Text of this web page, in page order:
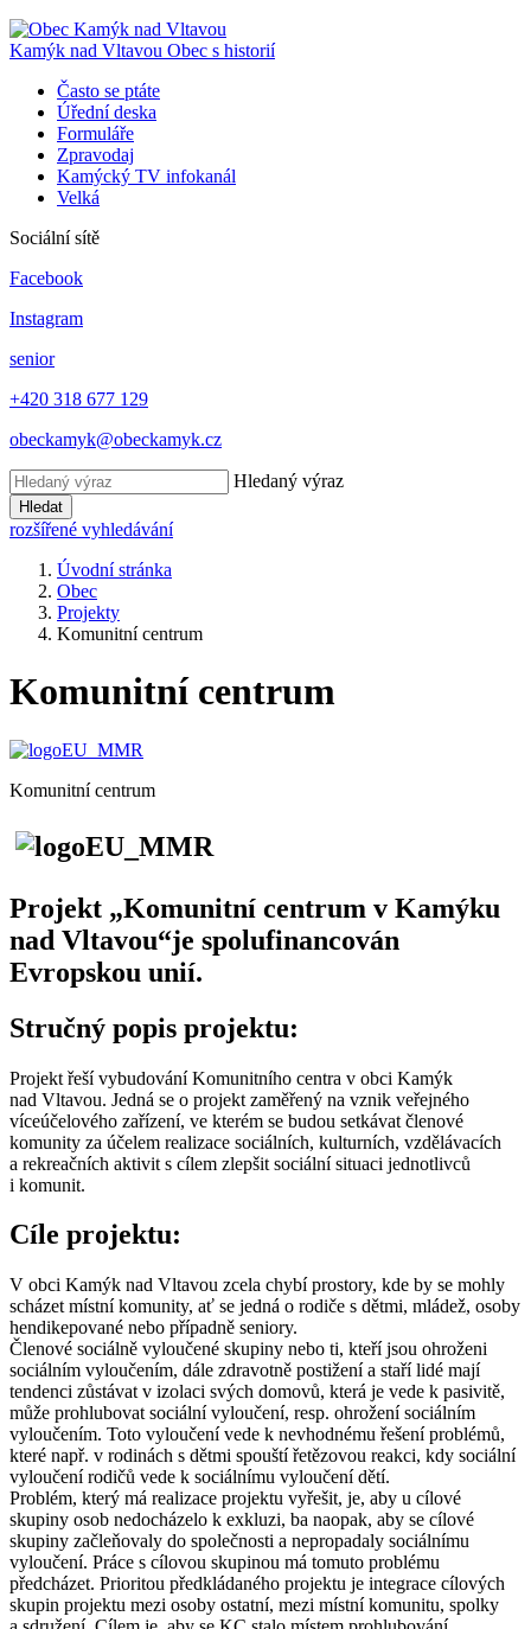
Kamýk nad Vltavou Obec s historií
Často se ptáte
Úřední deska
Formuláře
Zpravodaj
Kamýcký TV infokanál
Velká
Sociální sítě
Facebook
Instagram
senior
+420 318 677 129
obeckamyk@obeckamyk.cz
Hledaný výraz
Hledat
rozšířené vyhledávání
Úvodní stránka
Obec
Projekty
Komunitní centrum
Komunitní centrum
Komunitní centrum
Projekt „Komunitní centrum v Kamýku
nad Vltavou“je spolufinancován
Evropskou unií.
Stručný popis projektu:
Projekt řeší vybudování Komunitního centra v obci Kamýk
nad Vltavou. Jedná se o projekt zaměřený na vznik veřejného
víceúčelového zařízení, ve kterém se budou setkávat členové
komunity za účelem realizace sociálních, kulturních, vzdělávacích
a rekreačních aktivit s cílem zlepšit sociální situaci jednotlivců
i komunit.
Cíle projektu:
V obci Kamýk nad Vltavou zcela chybí prostory, kde by se mohly
scházet místní komunity, ať se jedná o rodiče s dětmi, mládež, osoby
hendikepované nebo případně seniory.
Členové sociálně vyloučené skupiny nebo ti, kteří jsou ohroženi
sociálním vyloučením, dále zdravotně postižení a staří lidé mají
tendenci zůstávat v izolaci svých domovů, která je vede k pasivitě,
může prohlubovat sociální vyloučení, resp. ohrožení sociálním
vyloučením. Toto vyloučení vede k nevhodnému řešení problémů,
které např. v rodinách s dětmi spouští řetězovou reakci, kdy sociální
vyloučení rodičů vede k sociálnímu vyloučení dětí.
Problém, který má realizace projektu vyřešit, je, aby u cílové
skupiny osob nedocházelo k exkluzi, ba naopak, aby se cílové
skupiny začleňovaly do společnosti a nepropadaly sociálnímu
vyloučení. Práce s cílovou skupinou má tomuto problému
předcházet. Prioritou předkládaného projektu je integrace cílových
skupin projektu mezi osoby ostatní, mezi místní komunitu, spolky